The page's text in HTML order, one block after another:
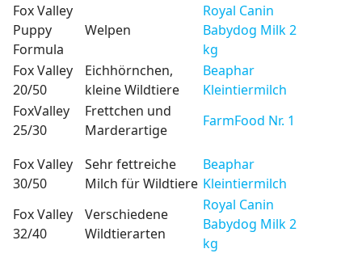
Fox Valley
Puppy
Formula
Welpen
Royal Canin
Babydog Milk 2
kg
Fox Valley
20/50
Eichhörnchen,
kleine Wildtiere
Beaphar
Kleintiermilch
FoxValley
25/30
Frettchen und
Marderartige
FarmFood Nr. 1
Fox Valley
30/50
Sehr fettreiche
Milch für Wildtiere
Beaphar
Kleintiermilch
Fox Valley
32/40
Verschiedene
Wildtierarten
Royal Canin
Babydog Milk 2
kg